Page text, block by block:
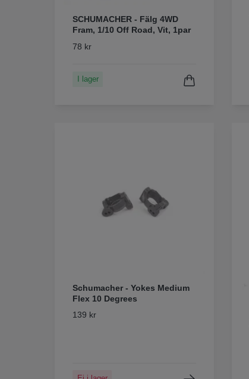
SCHUMACHER - Fälg 4WD
Fram, 1/10 Off Road, Vit, 1par
78 kr
I lager
Schumacher - Yokes Medium
Flex 10 Degrees
139 kr